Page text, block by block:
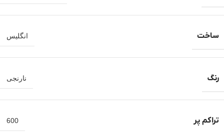
ساخت انگلیس
رنگ نارنجی
تراکم پر 600